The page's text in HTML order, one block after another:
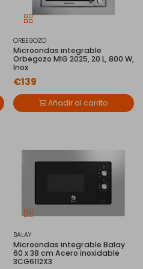
ORBEGOZO
Microondas integrable
Orbegozo MIG 2025, 20 L, 800 W,
Inox
€139
Añadir al carrito
BALAY
Microondas integrable Balay
60 x 38 cm Acero inoxidable
3CG6112X3